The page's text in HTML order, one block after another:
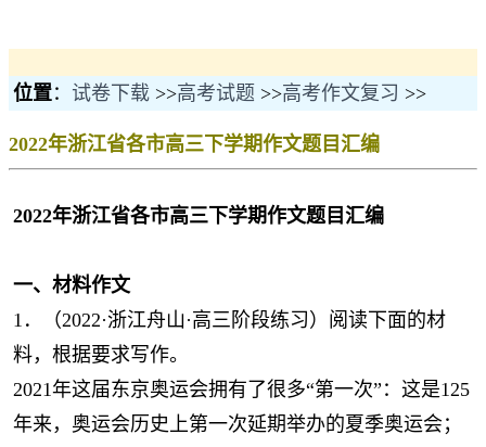
位置： 试卷下载 >>高考试题 >>高考作文复习 >>
2022年浙江省各市高三下学期作文题目汇编
2022年浙江省各市高三下学期作文题目汇编
一、材料作文
1．（2022·浙江舟山·高三阶段练习）阅读下面的材
料，根据要求写作。
2021年这届东京奥运会拥有了很多“第一次”：这是125
年来，奥运会历史上第一次延期举办的夏季奥运会；